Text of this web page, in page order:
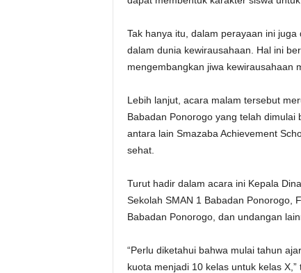
Tak hanya itu, dalam perayaan ini
dalam dunia kewirausahaan. Hal ini
mengembangkan jiwa kewirausahaan
Lebih lanjut, acara malam tersebut
Babadan Ponorogo yang telah
antara lain Smazaba Achievement
sehat.
Turut hadir dalam acara ini Kepala
Sekolah SMAN 1 Babadan Ponorogo,
Babadan Ponorogo, dan undangan
“Perlu diketahui bahwa mulai tahun
kuota menjadi 10 kelas untuk kelas X,”